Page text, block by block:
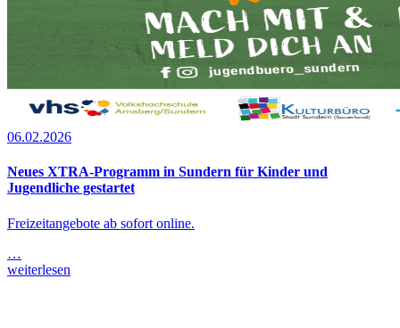
06.02.2026
Neues XTRA-Programm in Sundern für Kinder und
Jugendliche gestartet
Freizeitangebote ab sofort online.
…
weiterlesen